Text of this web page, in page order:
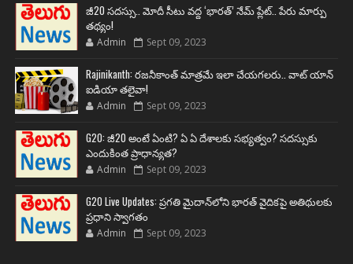
జీ20 సదస్సు.. మోదీ సీటు వద్ద ‘భారత్’ నేమ్ ప్లేట్‌.. పేరు మార్పు
తథ్యం!
Admin Sept 09, 2023
Rajinikanth: రజనీకాంత్ మాత్రమే ఇలా చేయగలరు.. వాట్ యాన్
ఐడియా తలైవా!
Admin Sept 09, 2023
G20: జీ20 అంటే ఏంటి? ఏ ఏ దేశాలకు సభ్యత్వం? సదస్సుకు
ఎందుకింత ప్రాధాన్యత?
Admin Sept 09, 2023
G20 Live Updates: ప్రగతి మైదాన్‌లోని భారత్ వైదికపై అతిథులకు
ప్రధాని స్వాగతం
Admin Sept 09, 2023